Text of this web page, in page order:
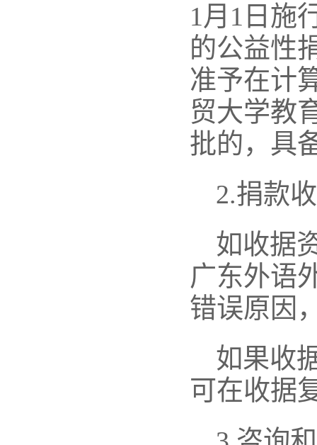
1月1日施
的公益性
准予在计
贸大学教
批的，具
2.捐款
如收据
广东外语
错误原因
如果收
可在收据